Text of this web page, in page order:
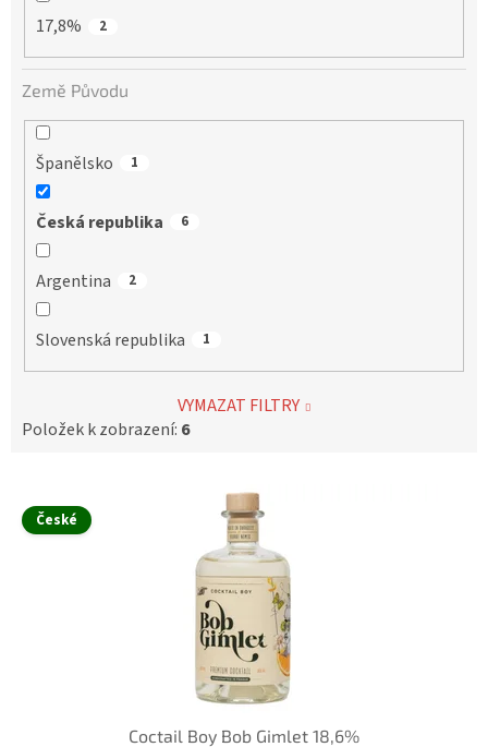
17,8% 2
Země Původu
Španělsko 1
Česká republika 6
Argentina 2
Slovenská republika 1
VYMAZAT FILTRY
Položek k zobrazení: 6
p
České
Coctail Boy Bob Gimlet 18,6%